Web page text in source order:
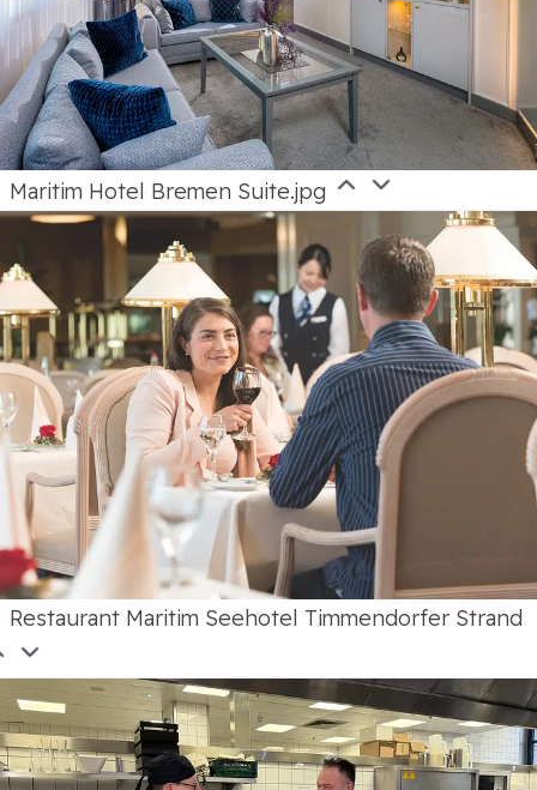
Maritim Hotel Bremen Suite.jpg
Restaurant Maritim Seehotel Timmendorfer Strand